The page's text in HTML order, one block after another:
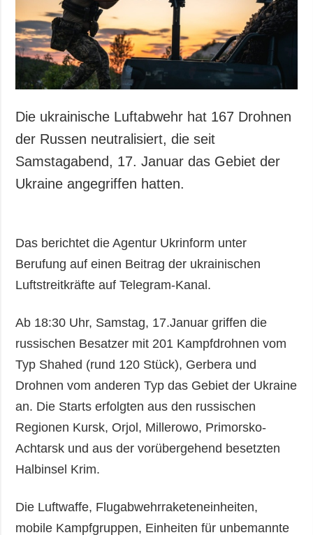
Gesellschaft und
Kultur
Sport
Kriminalität
Notstand und
ZUSÄTZLICH
Veröffentlichungen
Interview
LEISTUNGEN
Abonnement
Die ukrainische Luftabwehr hat 167 Drohnen
der Russen neutralisiert, die seit
Samstagabend, 17. Januar das Gebiet der
Ukraine angegriffen hatten.
Das berichtet die Agentur Ukrinform unter
Berufung auf einen Beitrag der ukrainischen
Luftstreitkräfte auf Telegram-Kanal.
Ab 18:30 Uhr, Samstag, 17.Januar griffen die
russischen Besatzer mit 201 Kampfdrohnen vom
Typ Shahed (rund 120 Stück), Gerbera und
Drohnen vom anderen Typ das Gebiet der Ukraine
an. Die Starts erfolgten aus den russischen
Regionen Kursk, Orjol, Millerowo, Primorsko-
Achtarsk und aus der vorübergehend besetzten
Halbinsel Krim.
Die Luftwaffe, Flugabwehrraketeneinheiten,
mobile Kampfgruppen, Einheiten für unbemannte